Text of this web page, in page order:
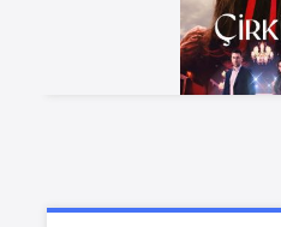
زشت
منتشر شد